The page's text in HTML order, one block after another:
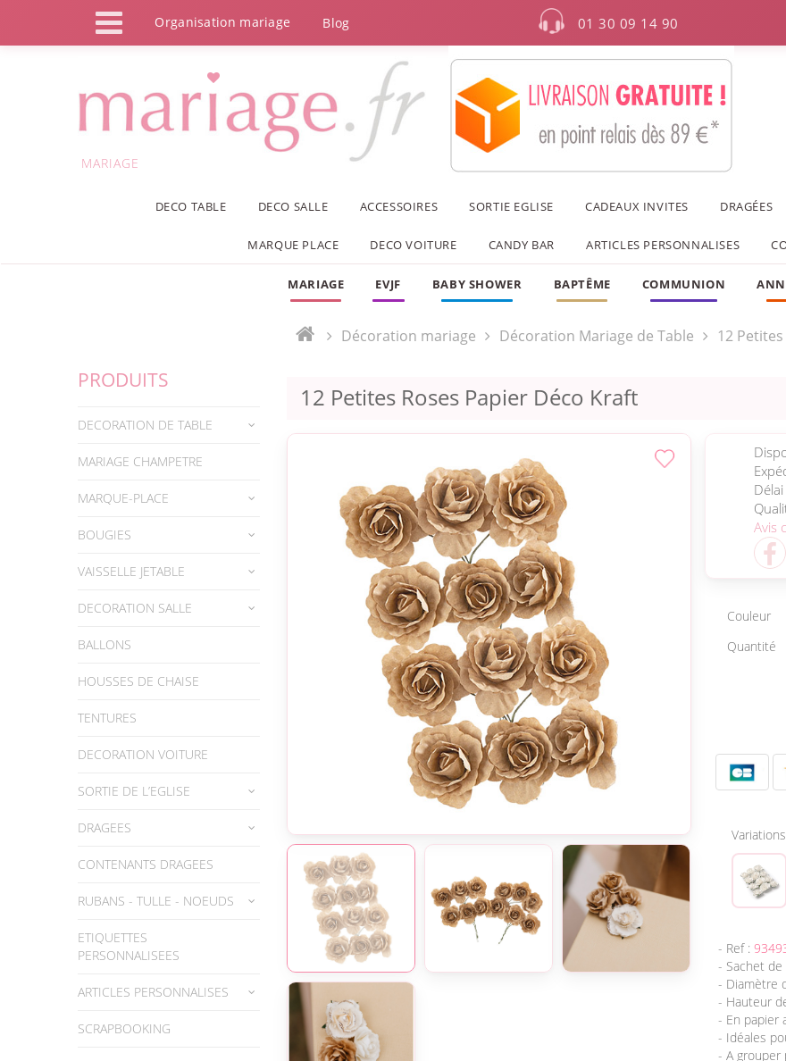
Organisation mariage Blog 01 30 09 14 90
MARIAGE
DECO TABLE DECO SALLE ACCESSOIRES SORTIE EGLISE CADEAUX INVITES DRAGÉES
MARQUE PLACE DECO VOITURE CANDY BAR ARTICLES PERSONNALISES
MARIAGE EVJF BABY SHOWER BAPTÊME COMMUNION
PRODUITS
DECORATION DE TABLE
MARIAGE CHAMPETRE
MARQUE-PLACE
BOUGIES
VAISSELLE JETABLE
DECORATION SALLE
BALLONS
HOUSSES DE CHAISE
TENTURES
DECORATION VOITURE
SORTIE DE L’EGLISE
DRAGEES
CONTENANTS DRAGEES
RUBANS - TULLE - NOEUDS
ETIQUETTES
PERSONNALISEES
ARTICLES PERSONNALISES
SCRAPBOOKING
Décoration mariage Décoration Mariage de Table 12
12 Petites Roses Papier Déco Kraft
Avis
Couleur
Quantité
- Ref :
- Sachet
- Diamètre
- Hauteur
- En papier
- Idéales
- A grouper
Panneau de gestion des cookies